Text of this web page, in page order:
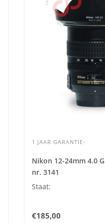
1 JAAR GARANTIE-
Nikon 12-24mm 4.0 G
nr. 3141
Staat:
€185,00